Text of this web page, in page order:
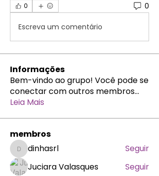
0 0
Escreva um comentário
Informações
Bem-vindo ao grupo! Você pode se
conectar com outros membros...
Leia Mais
membros
dinhasrl
dinhasrl
Seguir
Juciara Valasques
Seguir